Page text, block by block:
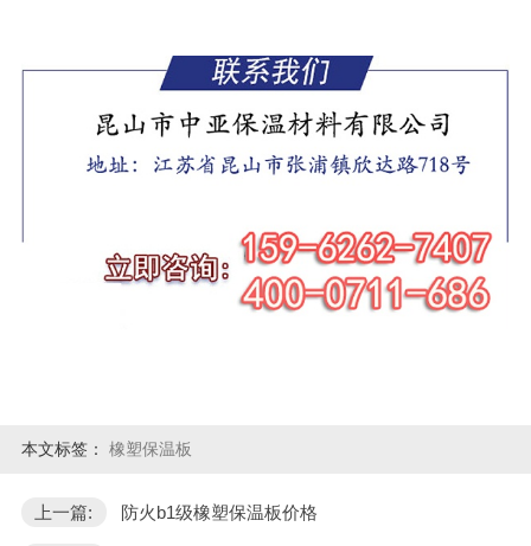
本文标签： 橡塑保温板
上一篇: 防火b1级橡塑保温板价格